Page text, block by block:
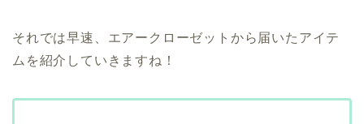
それでは早速、エアークローゼットから届いたアイテ
ムを紹介していきますね！